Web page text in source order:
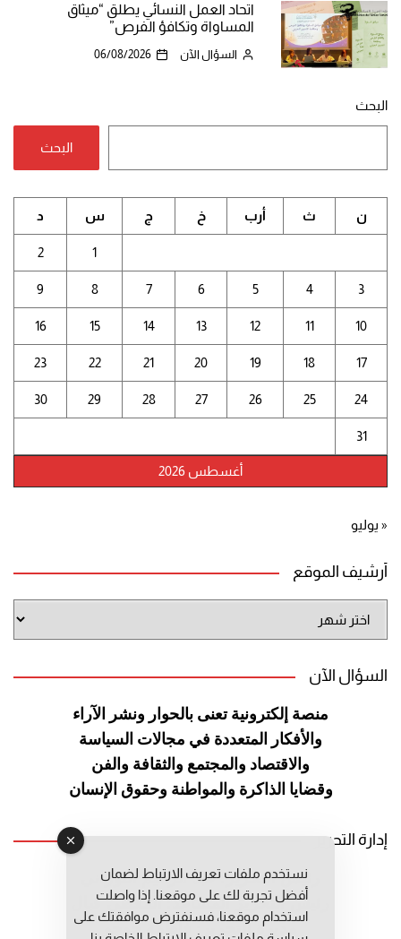
اتحاد العمل النسائي يطلق “ميثاق
المساواة وتكافؤ الفرص”
السؤال الآن 06/08/2026
البحث
البحث
أغسطس 2026
ن ث أرب خ ج س د
1
2
3
4
5
6
7
8
9
10
11
12
13
14
15
16
17
18
19
20
21
22
23
24
25
26
27
28
29
30
31
« يوليو
أرشيف الموقع
الموقع
السؤال الآن
منصة إلكترونية تعنى بالحوار ونشر الآراء
والأفكار المتعددة في مجالات السياسة
والاقتصاد والمجتمع والثقافة والفن
وقضايا الذاكرة والمواطنة وحقوق الإنسان
إدارة التحرير
رئيس التحرير: عبد الرحيم التوراني
رئيس التحرير المساعد: المعطي قبال
مديرة التحرير: فاطمة حوحو
نستخدم ملفات تعريف الارتباط لضمان
أفضل تجربة لك على موقعنا. إذا واصلت
استخدام موقعنا، فسنفترض موافقتك على